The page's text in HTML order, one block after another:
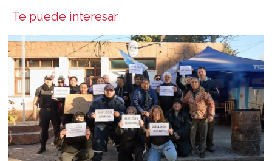
Te puede interesar